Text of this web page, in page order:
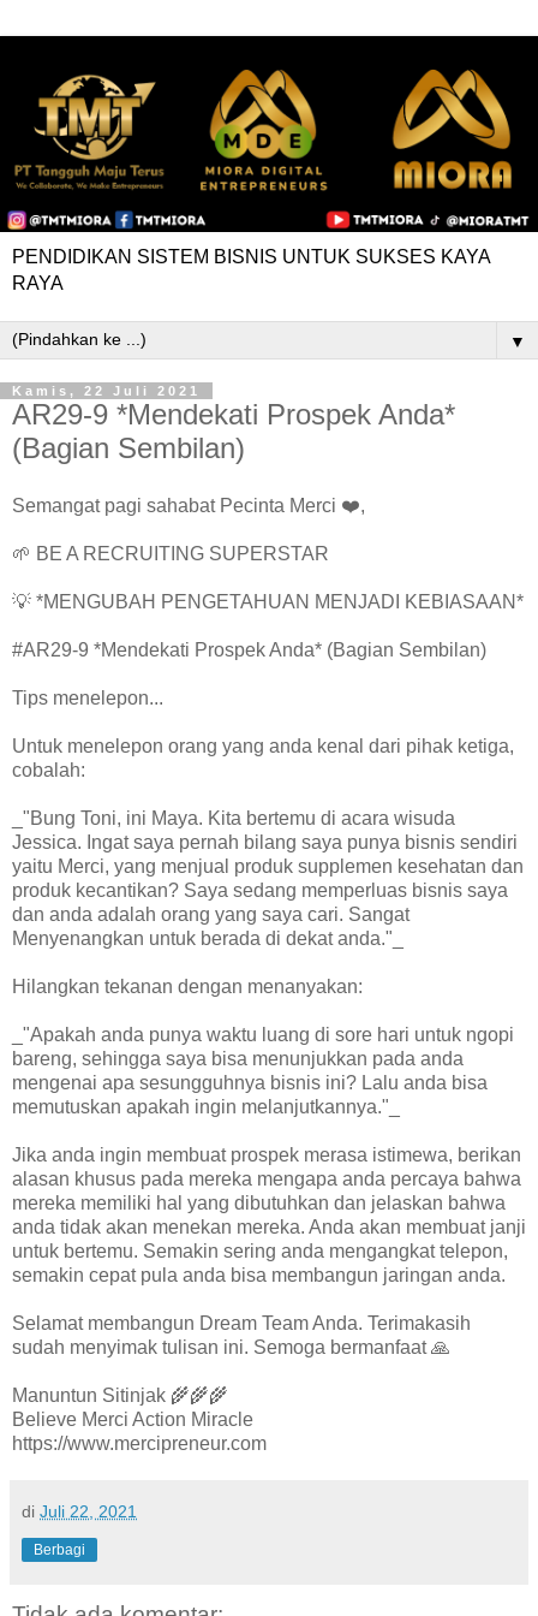
PENDIDIKAN SISTEM BISNIS UNTUK SUKSES KAYA
RAYA
▼
Kamis, 22 Juli 2021
AR29-9 *Mendekati Prospek Anda*
(Bagian Sembilan)
Semangat pagi sahabat Pecinta Merci ❤️,
🌱 BE A RECRUITING SUPERSTAR
💡 *MENGUBAH PENGETAHUAN MENJADI KEBIASAAN*
#AR29-9 *Mendekati Prospek Anda* (Bagian Sembilan)
Tips menelepon...
Untuk menelepon orang yang anda kenal dari pihak ketiga,
cobalah:
_"Bung Toni, ini Maya. Kita bertemu di acara wisuda
Jessica. Ingat saya pernah bilang saya punya bisnis sendiri
yaitu Merci, yang menjual produk supplemen kesehatan dan
produk kecantikan? Saya sedang memperluas bisnis saya
dan anda adalah orang yang saya cari. Sangat
Menyenangkan untuk berada di dekat anda."_
Hilangkan tekanan dengan menanyakan:
_"Apakah anda punya waktu luang di sore hari untuk ngopi
bareng, sehingga saya bisa menunjukkan pada anda
mengenai apa sesungguhnya bisnis ini? Lalu anda bisa
memutuskan apakah ingin melanjutkannya."_
Jika anda ingin membuat prospek merasa istimewa, berikan
alasan khusus pada mereka mengapa anda percaya bahwa
mereka memiliki hal yang dibutuhkan dan jelaskan bahwa
anda tidak akan menekan mereka. Anda akan membuat janji
untuk bertemu. Semakin sering anda mengangkat telepon,
semakin cepat pula anda bisa membangun jaringan anda.
Selamat membangun Dream Team Anda. Terimakasih
sudah menyimak tulisan ini. Semoga bermanfaat 🙏
Manuntun Sitinjak 🌾🌾🌾
Believe Merci Action Miracle
https://www.mercipreneur.com
di Juli 22, 2021
Berbagi